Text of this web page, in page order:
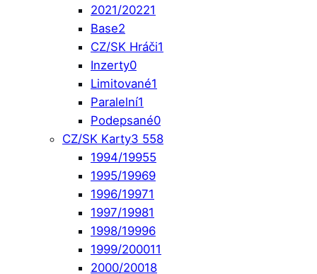
2021/20221
Base2
CZ/SK Hráči1
Inzerty0
Limitované1
Paralelní1
Podepsané0
CZ/SK Karty3 558
1994/19955
1995/19969
1996/19971
1997/19981
1998/19996
1999/200011
2000/20018